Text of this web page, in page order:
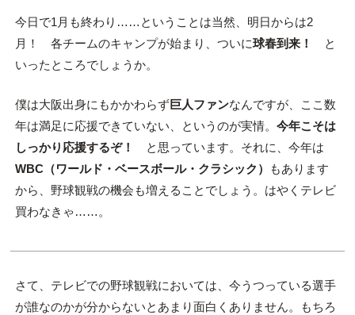
今日で1月も終わり……ということは当然、明日からは2
月！ 各チームのキャンプが始まり、ついに球春到来！
と
いったところでしょうか。
僕は大阪出身にもかかわらず巨人ファンなんですが、ここ数
年は満足に応援できていない、というのが実情。 今年こそは
しっかり応援するぞ！
と思っています。それに、今年は
WBC（ワールド・ベースボール・クラシック）
もあります
から、野球観戦の機会も増えることでしょう。はやくテレビ
買わなきゃ……。
さて、テレビでの野球観戦においては、今うつっている選手
が誰なのかが分からないとあまり面白くありません。もちろ